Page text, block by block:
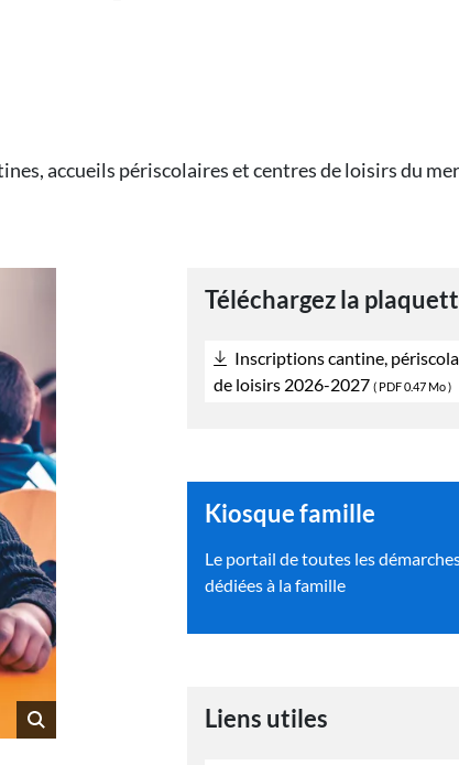
accueils périscolaires et centres de loisirs du
Téléchargez la
Inscriptions cantine,
de loisirs 2026-2027 ( PDF0.47 Mo )
Kiosque famille
Le portail de toutes les
dédiées à la famille
Liens utiles